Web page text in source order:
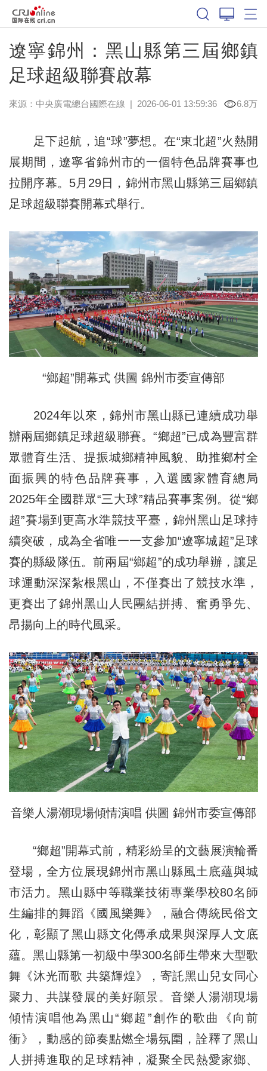
遼寧錦州：黑山縣第三屆鄉鎮
足球超級聯賽啟幕
來源：中央廣電總台國際在線 | 2026-06-01 13:59:36 6.8万
足下起航，追“球”夢想。在“東北超”火熱開
展期間，遼寧省錦州市的一個特色品牌賽事也
拉開序幕。5月29日，錦州市黑山縣第三屆鄉鎮
足球超級聯賽開幕式舉行。
“鄉超”開幕式 供圖 錦州市委宣傳部
2024年以來，錦州市黑山縣已連續成功舉
辦兩屆鄉鎮足球超級聯賽。“鄉超”已成為豐富群
眾體育生活、提振城鄉精神風貌、助推鄉村全
面振興的特色品牌賽事，入選國家體育總局
2025年全國群眾“三大球”精品賽事案例。從“鄉
超”賽場到更高水準競技平臺，錦州黑山足球持
續突破，成為全省唯一一支參加“遼寧城超”足球
賽的縣級隊伍。前兩屆“鄉超”的成功舉辦，讓足
球運動深深紮根黑山，不僅賽出了競技水準，
更賽出了錦州黑山人民團結拼搏、奮勇爭先、
昂揚向上的時代風采。
音樂人湯潮現場傾情演唱 供圖 錦州市委宣傳部
“鄉超”開幕式前，精彩紛呈的文藝展演輪番
登場，全方位展現錦州市黑山縣風土底蘊與城
市活力。黑山縣中等職業技術專業學校80名師
生編排的舞蹈《國風樂舞》，融合傳統民俗文
化，彰顯了黑山縣文化傳承成果與深厚人文底
蘊。黑山縣第一初級中學300名師生帶來大型歌
舞《沐光而歌 共築輝煌》，寄託黑山兒女同心
聚力、共謀發展的美好願景。音樂人湯潮現場
傾情演唱他為黑山“鄉超”創作的歌曲《向前
衝》，動感的節奏點燃全場氛圍，詮釋了黑山
人拼搏進取的足球精神，凝聚全民熱愛家鄉、